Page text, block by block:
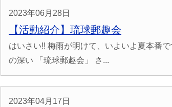
2023年06月28日
【活動紹介】琉球郵趣会
はいさい!! 梅雨が明けて、いよいよ夏本番
の深い 「琉球郵趣会」 さ...
2023年04月17日